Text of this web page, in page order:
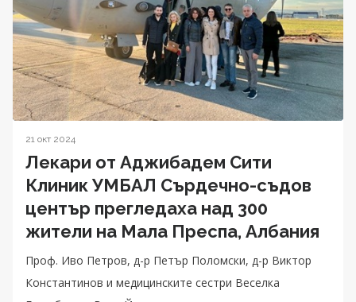
21 окт 2024
Лекари от Аджибадем Сити
Клиник УМБАЛ Сърдечно-съдов
център прегледаха над 300
жители на Мала Преспа, Албания
Проф. Иво Петров, д-р Петър Поломски, д-р Виктор
Константинов и медицинските сестри Веселка